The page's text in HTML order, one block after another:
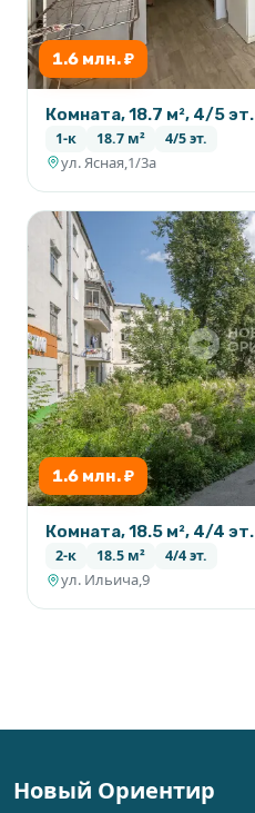
1.6 млн. ₽
Комната, 18.7 м², 4/5 эт.
1-к 18.7 м² 4/5 эт.
ул. Ясная,1/3а
1.6 млн. ₽
Комната, 18.5 м², 4/4 эт.
2-к 18.5 м² 4/4 эт.
ул. Ильича,9
Новый Ориентир